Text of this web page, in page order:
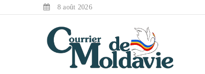
8 août 2026